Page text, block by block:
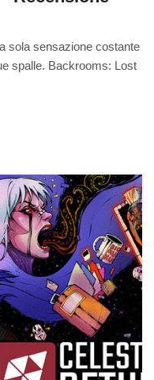
sola sensazione costante
spalle. Backrooms: Lost